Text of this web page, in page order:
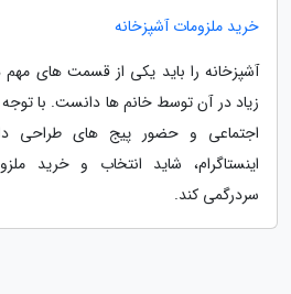
خرید ملزومات آشپزخانه
آشپزخانه را باید یکی از قسمت های
زیاد در آن توسط خانم ها دانست. با
اجتماعی و حضور پیج های طراحی
اینستاگرام، شاید انتخاب و خرید
سردرگمی کند.